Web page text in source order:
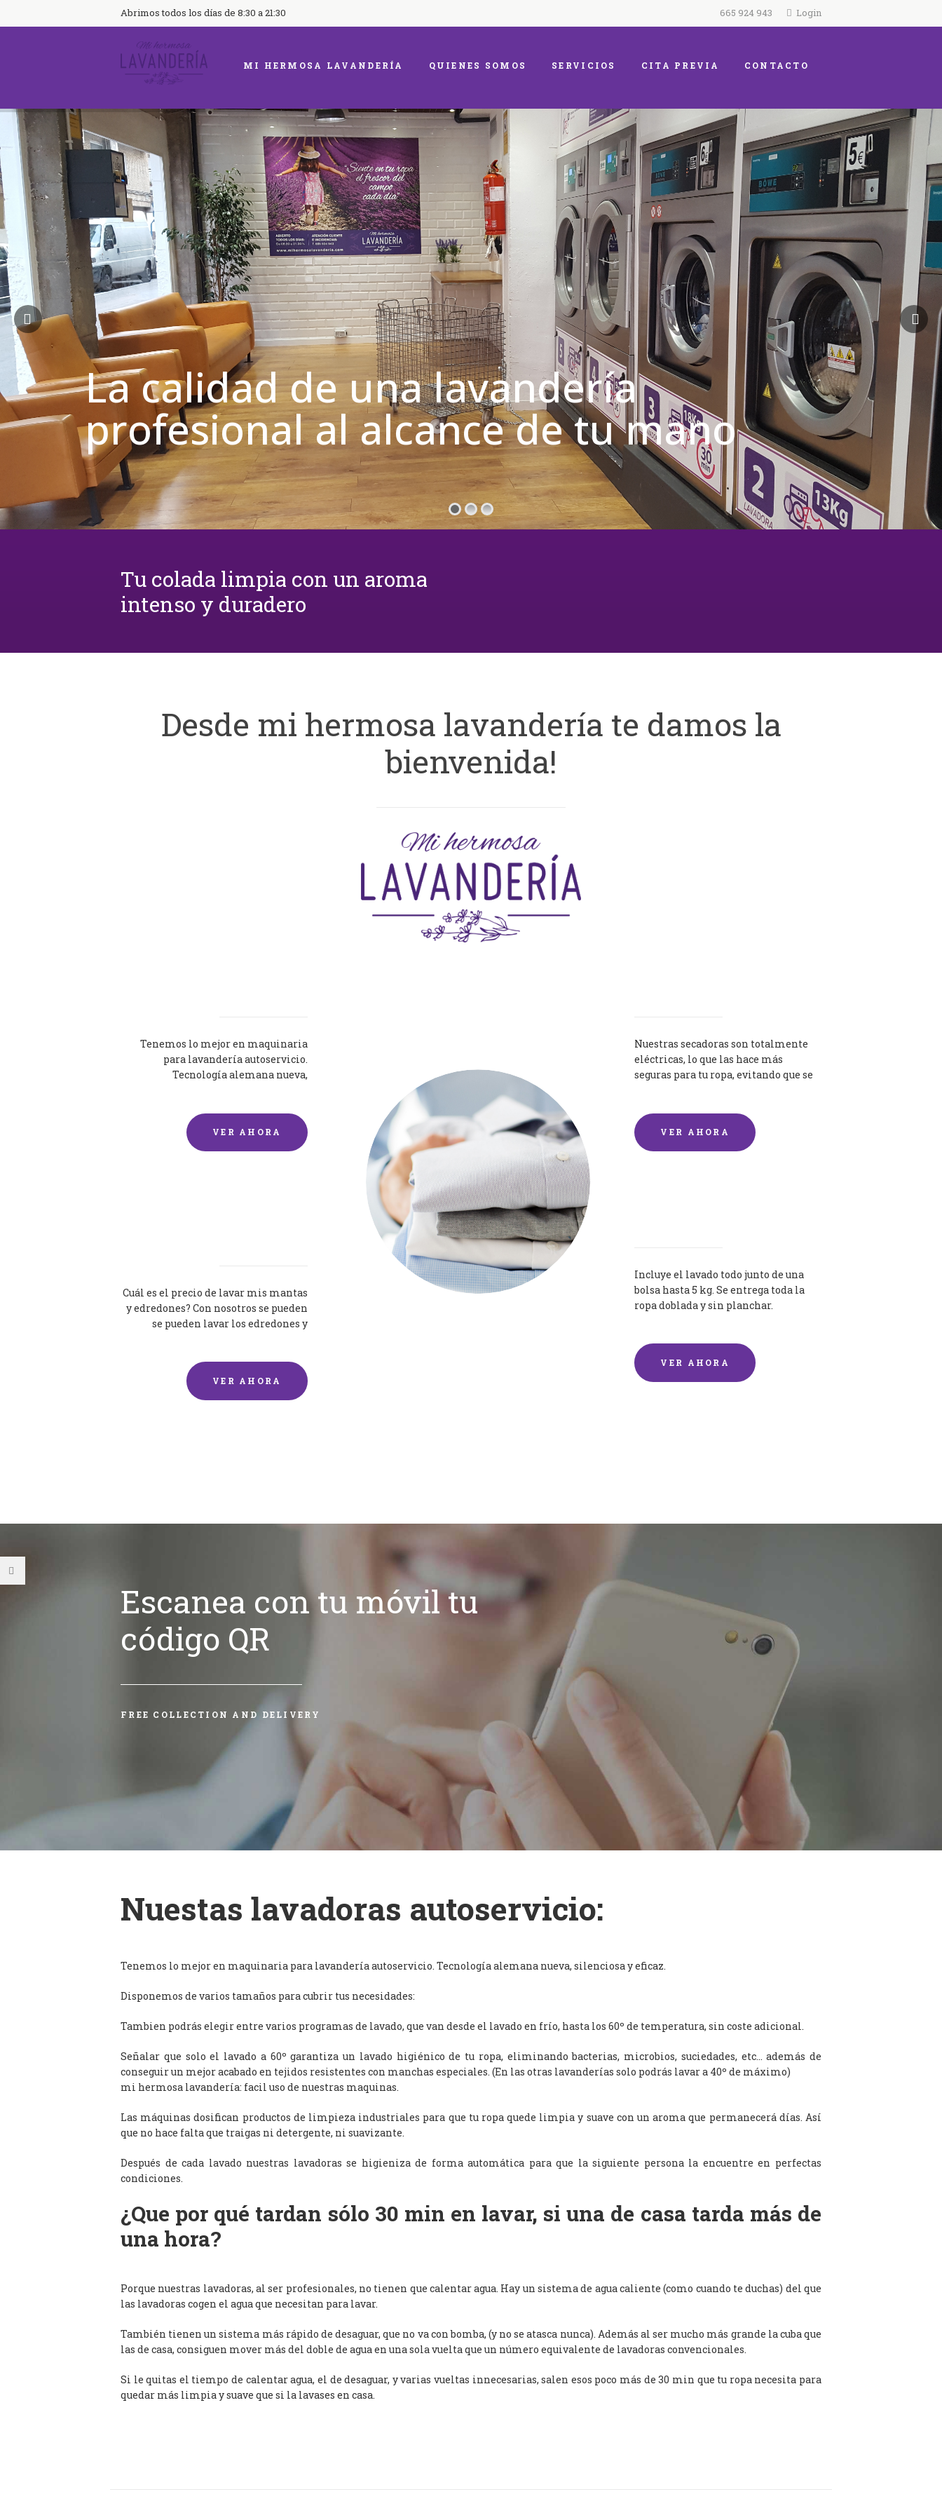
Abrimos todos los días de 8:30 a 21:30 665 924 943 Login
MI HERMOSA LAVANDERÍA QUIENES SOMOS SERVICIOS CITA PREVIA CONTACTO
La calidad de una lavandería
profesional al alcance de tu mano
Tu colada limpia con un aroma
intenso y duradero
Desde mi hermosa lavandería te damos la
bienvenida!
Tenemos lo mejor en maquinaria
para lavandería autoservicio.
Tecnología alemana nueva,
VER AHORA
Nuestras secadoras son totalmente
eléctricas, lo que las hace más
seguras para tu ropa, evitando que se
VER AHORA
Cuál es el precio de lavar mis mantas
y edredones? Con nosotros se pueden
se pueden lavar los edredones y
VER AHORA
Incluye el lavado todo junto de una
bolsa hasta 5 kg. Se entrega toda la
ropa doblada y sin planchar.
VER AHORA
Escanea con tu móvil tu
código QR
FREE COLLECTION AND DELIVERY
Nuestas lavadoras autoservicio:
Tenemos lo mejor en maquinaria para lavandería autoservicio. Tecnología alemana nueva, silenciosa y eficaz.
Disponemos de varios tamaños para cubrir tus necesidades:
Tambien podrás elegir entre varios programas de lavado, que van desde el lavado en frío, hasta los 60º de temperatura, sin coste adicional.
Señalar que solo el lavado a 60º garantiza un lavado higiénico de tu ropa, eliminando bacterias, microbios, suciedades, etc… además de
conseguir un mejor acabado en tejidos resistentes con manchas especiales. (En las otras lavanderías solo podrás lavar a 40º de máximo)
mi hermosa lavandería: facil uso de nuestras maquinas.
Las máquinas dosifican productos de limpieza industriales para que tu ropa quede limpia y suave con un aroma que permanecerá días. Así
que no hace falta que traigas ni detergente, ni suavizante.
Después de cada lavado nuestras lavadoras se higieniza de forma automática para que la siguiente persona la encuentre en perfectas
condiciones.
¿Que por qué tardan sólo 30 min en lavar, si una de casa tarda más de
una hora?
Porque nuestras lavadoras, al ser profesionales, no tienen que calentar agua. Hay un sistema de agua caliente (como cuando te duchas) del que
las lavadoras cogen el agua que necesitan para lavar.
También tienen un sistema más rápido de desaguar, que no va con bomba, (y no se atasca nunca). Además al ser mucho más grande la cuba que
las de casa, consiguen mover más del doble de agua en una sola vuelta que un número equivalente de lavadoras convencionales.
Si le quitas el tiempo de calentar agua, el de desaguar, y varias vueltas innecesarias, salen esos poco más de 30 min que tu ropa necesita para
quedar más limpia y suave que si la lavases en casa.